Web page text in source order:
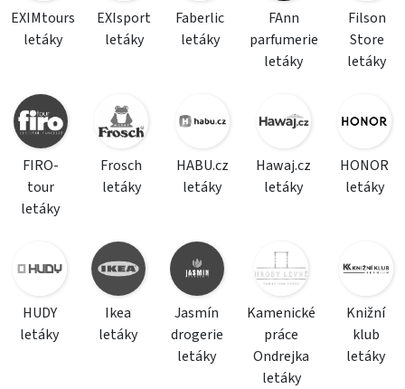
EXIMtours
letáky
EXIsport
letáky
Faberlic
letáky
FAnn
parfumerie
letáky
Filson
Store
letáky
FIRO-
tour
letáky
Frosch
letáky
HABU.cz
letáky
Hawaj.cz
letáky
HONOR
letáky
HUDY
letáky
Ikea
letáky
Jasmín
drogerie
letáky
Kamenické
práce
Ondrejka
letáky
Knižní
klub
letáky